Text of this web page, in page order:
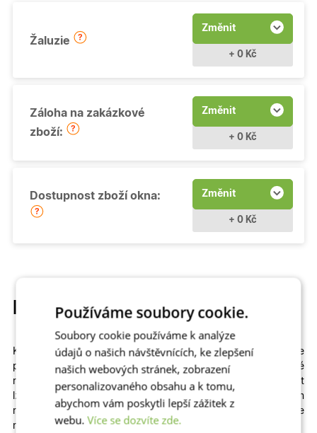
Žaluzie
Změnit
+ 0 Kč
Záloha na zakázkové
zboží:
Změnit
+ 0 Kč
Dostupnost zboží okna: Změnit
+ 0 Kč
Popis produktu
Kvalitní a cenově dostupnéotevíravéplastové okno si můžete
přizpůsobitna míru. Na výběr máme
různé
rozměry
,prosklení dekory
včetně dřevěných. Zvolit
lze izolační dvojsklo či
trojsklo v kombinaci s teplým
rámečkem
– zkrátka to, co vašemu domu či bytu sedne
nejlépe!
Používáme soubory cookie.
Soubory cookie používáme k analýze
údajů o našich návštěvnících, ke zlepšení
našich webových stránek, zobrazení
personalizovaného obsahu a k tomu,
abychom vám poskytli lepší zážitek z
webu.Více se dozvíte zde.